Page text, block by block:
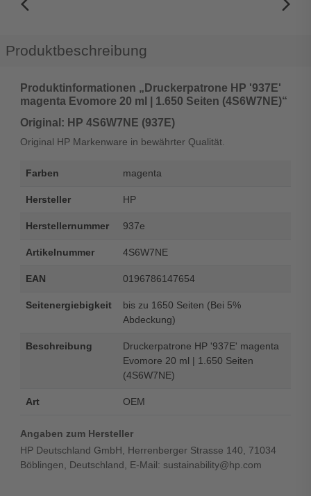
arrow_back_ios_new
arrow_forward_ios
Produktbeschreibung
Produktinformationen „Druckerpatrone HP '937E'
magenta Evomore 20 ml | 1.650 Seiten (4S6W7NE)“
Original: HP 4S6W7NE (937E)
Original HP Markenware in bewährter Qualität.
Farben magenta
Hersteller HP
Herstellernummer 937e
Artikelnummer 4S6W7NE
EAN 0196786147654
Seitenergiebigkeit
bis zu 1650 Seiten (Bei 5%
Abdeckung)
Beschreibung
Druckerpatrone HP '937E' magenta
Evomore 20 ml | 1.650 Seiten
(4S6W7NE)
Art OEM
Angaben zum Hersteller
HP Deutschland GmbH, Herrenberger Strasse 140, 71034
Böblingen, Deutschland, E-Mail: sustainability@hp.com